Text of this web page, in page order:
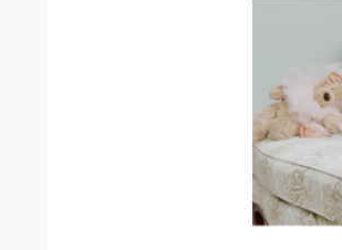
이코 라이